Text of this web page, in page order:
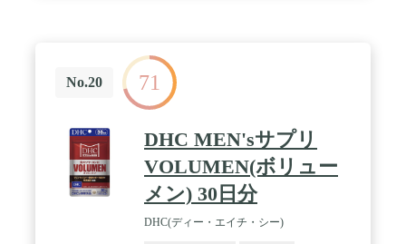
実績】：販売開始から13年以上の実績があり、ヘア
ケアサプリメントジャンルにおいてパイオニア的な
存在。信頼と実績を兼ね備えた商品となっておりま
す。 / 【お召し上がり方】：1日3粒を目安に水又は
ぬるま湯でお召し上がりください。いつどのタイミ
ングでお飲みいただいても構いませんが、就寝前の
飲用をおすすめしております。（90粒／1ヶ月分
No.20 71
DHC MEN'sサプリ
VOLUMEN(ボリュー
メン) 30日分
DHC(ディー・エイチ・シー)